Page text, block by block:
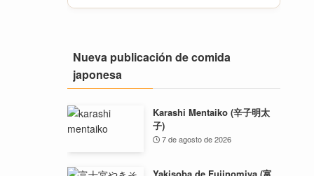
Nueva publicación de comida
japonesa
Karashi Mentaiko (辛子明太
子)
7 de agosto de 2026